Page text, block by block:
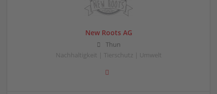
New Roots AG
Thun
Nachhaltigkeit | Tierschutz | Umwelt